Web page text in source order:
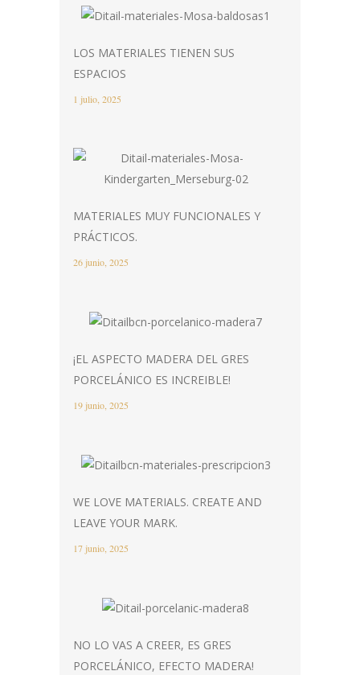
LOS MATERIALES TIENEN SUS
ESPACIOS
1 julio, 2025
MATERIALES MUY FUNCIONALES Y
PRÁCTICOS.
26 junio, 2025
¡EL ASPECTO MADERA DEL GRES
PORCELÁNICO ES INCREIBLE!
19 junio, 2025
WE LOVE MATERIALS. CREATE AND
LEAVE YOUR MARK.
17 junio, 2025
NO LO VAS A CREER, ES GRES
PORCELÁNICO, EFECTO MADERA!